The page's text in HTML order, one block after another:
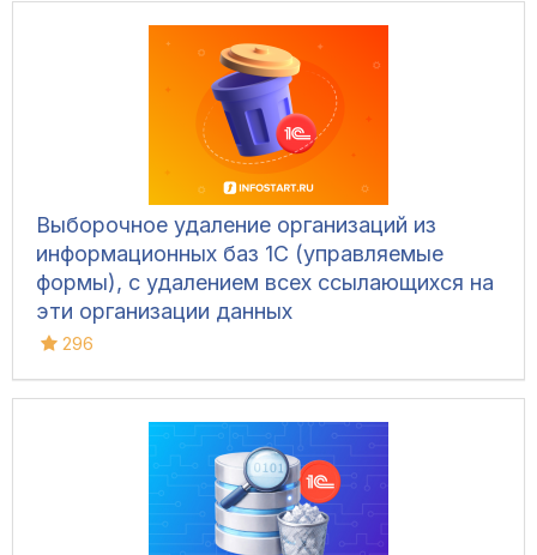
Выборочное удаление организаций из
информационных баз 1С (управляемые
формы), с удалением всех ссылающихся на
эти организации данных
296